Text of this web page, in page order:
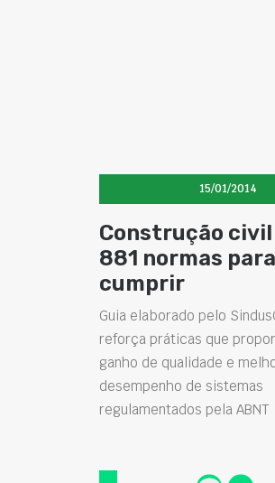
15/01/2014
Construção
881 normas para
cumprir
Guia elaborado pelo
reforça práticas que
ganho de qualidade e
desempenho de sistemas
regulamentados pela ABNT